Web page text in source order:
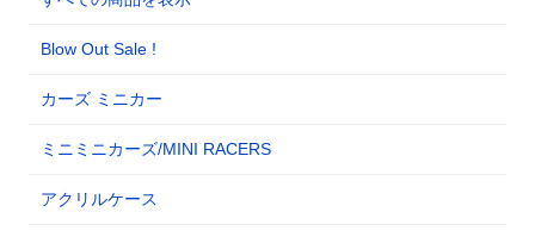
Blow Out Sale !
カーズ ミニカー
ミニミニカーズ/MINI RACERS
アクリルケース